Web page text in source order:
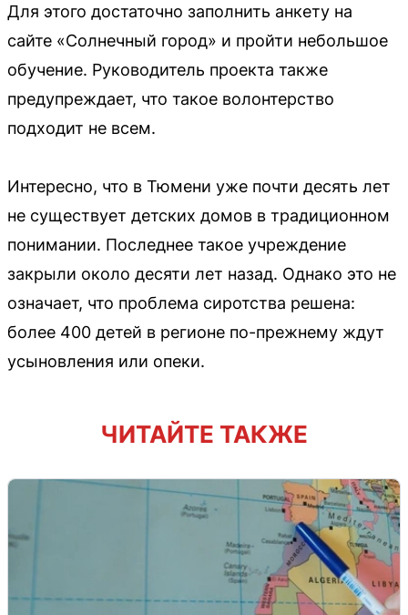
Для этого достаточно заполнить анкету на
сайте «Солнечный город» и пройти небольшое
обучение. Руководитель проекта также
предупреждает, что такое волонтерство
подходит не всем.
Интересно, что в Тюмени уже почти десять лет
не существует детских домов в традиционном
понимании. Последнее такое учреждение
закрыли около десяти лет назад. Однако это не
означает, что проблема сиротства решена:
более 400 детей в регионе по-прежнему ждут
усыновления или опеки.
ЧИТАЙТЕ ТАКЖЕ